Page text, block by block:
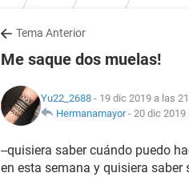
Tema Anterior
Me saque dos muelas!
Yu22_2688 - 19 dic 2019 a las
Hermanamayor- 20 dic 2019
--quisiera saber cuándo puedo
en esta semana y quisiera